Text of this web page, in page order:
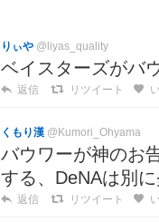
りぃや @liyas_quality
ベイスターズがバ
返信 リツイート
くもり漢 @Kumori_Ohyama
バウワーが神のお
する、DeNAは別
返信 リツイート